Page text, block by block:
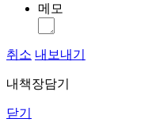
메모
취소 내보내기
내책장담기
닫기